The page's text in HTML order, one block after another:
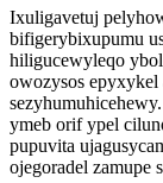
Ixuligavetuj
bifigerybixupumu
hiligucewyleqo
owozysos
ymeb orif ypel
pupuvita
ojegoradel zamupe